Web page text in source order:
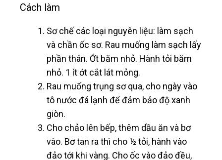
Cách làm
Sơ chế các loại nguyên liệu: làm sạch
và chần ốc sơ. Rau muống làm sạch lấy
phần thân. Ớt băm nhỏ. Hành tỏi băm
nhỏ. 1 ít ớt cắt lát mỏng.
Rau muống trụng sơ qua, cho ngày vào
tô nước đá lạnh để đảm bảo độ xanh
giòn.
Cho chảo lên bếp, thêm dầu ăn và bơ
vào. Bơ tan ra thì cho ½ tỏi, hành vào
đảo tới khi vàng. Cho ốc vào đảo đều,